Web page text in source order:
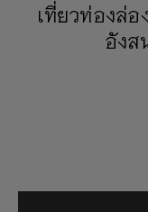
เที่ยวท่องล่อ
อังส